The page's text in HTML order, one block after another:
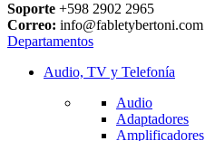
Soporte +598 2902 2965
Correo: info@fabletybertoni.com
Departamentos
Audio, TV y Telefonía
Audio
Adaptadores
Amplificadores